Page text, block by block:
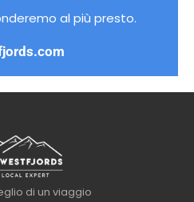
al più presto.
di un viaggio